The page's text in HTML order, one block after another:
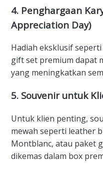
4. Penghargaan
Appreciation Day)
Hadiah eksklusif
gift set premium dapat
yang meningkatkan
5. Souvenir untuk
Untuk klien penting,
mewah seperti leather
Montblanc, atau paket
dikemas dalam box